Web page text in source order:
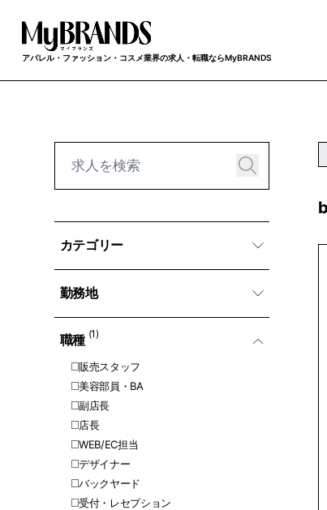
アパレル・ファッション・コスメ業界の求人・転職ならMyBRANDS
カテゴリー
勤務地
職種 (1)
販売スタッフ
美容部員・BA
副店長
店長
WEB/EC担当
デザイナー
バックヤード
受付・レセプション